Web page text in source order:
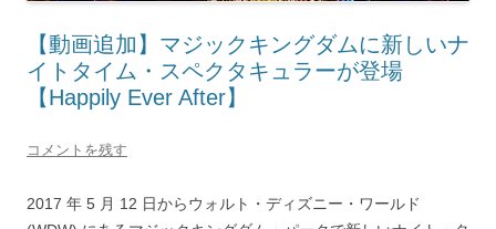
【動画追加】マジックキングダムに新しいナ
イトタイム・スペクタキュラーが登場
【Happily Ever After】
コメントを残す
2017 年 5 月 12 日からウォルト・ディズニー・ワールド